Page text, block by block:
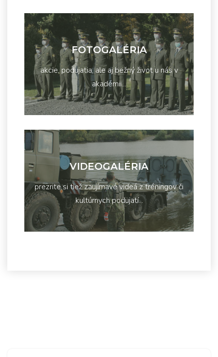
FOTOGALÉRIA
akcie, podujatia, ale aj bežný život u nás v
akadémii...
VIDEOGALÉRIA
prezrite si tiež zaujímavé videá z tréningov či
kultúrnych podujatí...